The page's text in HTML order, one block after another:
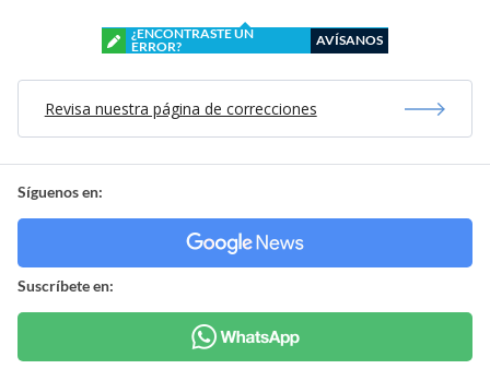
¿ENCONTRASTE UN
ERROR?
AVÍSANOS
Revisa nuestra página de correcciones
Síguenos en:
Suscríbete en: